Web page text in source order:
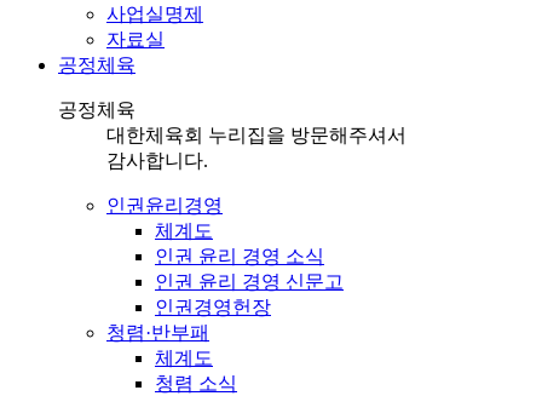
사업실명제
자료실
공정체육
공정체육
대한체육회 누리집을 방문해주셔서
감사합니다.
인권윤리경영
체계도
인권 윤리 경영 소식
인권 윤리 경영 신문고
인권경영헌장
청렴·반부패
체계도
청렴 소식